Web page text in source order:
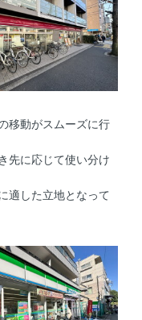
移動がスムーズに行
先に応じて使い分け
適した立地となって